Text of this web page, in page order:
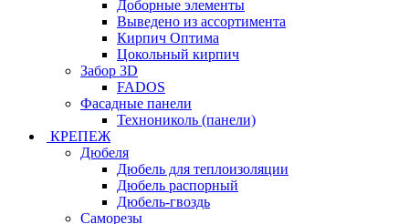
Доборные элементы
Выведено из ассортимента
Кирпич Оптима
Цокольный кирпич
Забор 3D
FADOS
Фасадные панели
Технониколь (панели)
КРЕПЕЖ
Дюбеля
Дюбель для теплоизоляции
Дюбель распорный
Дюбель-гвоздь
Саморезы